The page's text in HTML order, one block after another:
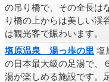
の吊り橋で、その全長は
り橋の上からは美しい渓
は観光客で賑わいます。
塩原温泉 湯っ歩の里 塩
の日本最大級の足湯で、
湯が楽しめる施設です。